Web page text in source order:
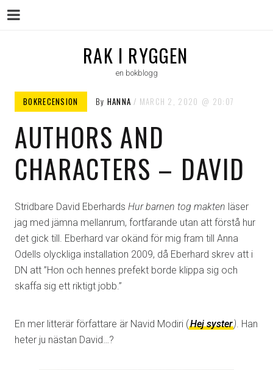
RAK I RYGGEN
en bokblogg
BOKRECENSION By HANNA MARCH 2, 2020 20:07
AUTHORS AND
CHARACTERS – DAVID
Stridbare David Eberhards Hur barnen tog makten läser
jag med jämna mellanrum, fortfarande utan att förstå hur
det gick till. Eberhard var okänd för mig fram till Anna
Odells olyckliga installation 2009, då Eberhard skrev att i
DN att ”Hon och hennes prefekt borde klippa sig och
skaffa sig ett riktigt jobb.”
En mer litterär författare är Navid Modiri (Hej syster). Han
heter ju nästan David…?
Menu